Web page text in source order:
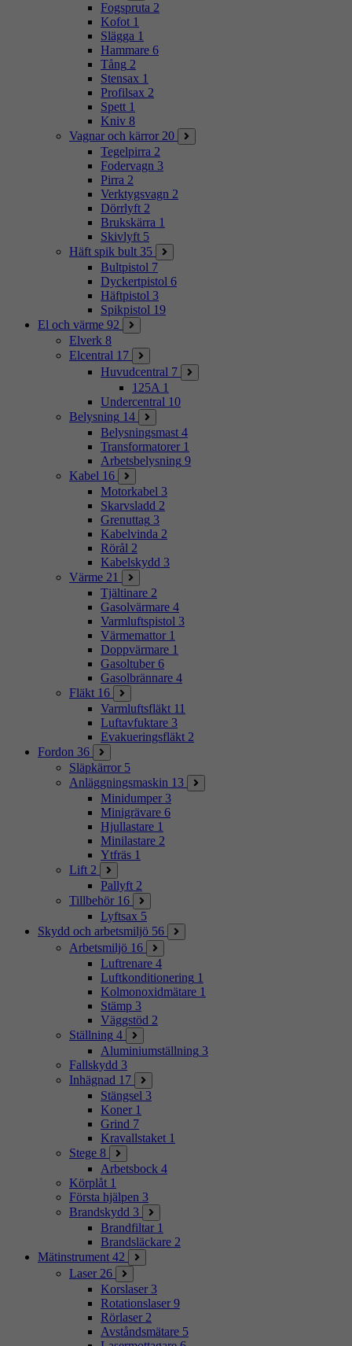
Fogspruta 2
Kofot 1
Slägga 1
Hammare 6
Tång 2
Stensax 1
Profilsax 2
Spett 1
Kniv 8
Vagnar och kärror 20
Tegelpirra 2
Fodervagn 3
Pirra 2
Verktygsvagn 2
Dörrlyft 2
Brukskärra 1
Skivlyft 5
Häft spik bult 35
Bultpistol 7
Dyckertpistol 6
Häftpistol 3
Spikpistol 19
El och värme 92
Elverk 8
Elcentral 17
Huvudcentral 7
125A 1
Undercentral 10
Belysning 14
Belysningsmast 4
Transformatorer 1
Arbetsbelysning 9
Kabel 16
Motorkabel 3
Skarvsladd 2
Grenuttag 3
Kabelvinda 2
Rörål 2
Kabelskydd 3
Värme 21
Tjältinare 2
Gasolvärmare 4
Varmluftspistol 3
Värmemattor 1
Doppvärmare 1
Gasoltuber 6
Gasolbrännare 4
Fläkt 16
Varmluftsfläkt 11
Luftavfuktare 3
Evakueringsfläkt 2
Fordon 36
Släpkärror 5
Anläggningsmaskin 13
Minidumper 3
Minigrävare 6
Hjullastare 1
Minilastare 2
Ytfräs 1
Lift 2
Pallyft 2
Tillbehör 16
Lyftsax 5
Skydd och arbetsmiljö 56
Arbetsmiljö 16
Luftrenare 4
Luftkonditionering 1
Kolmonoxidmätare 1
Stämp 3
Väggstöd 2
Ställning 4
Aluminiumställning 3
Fallskydd 3
Inhägnad 17
Stängsel 3
Koner 1
Grind 7
Kravallstaket 1
Stege 8
Arbetsbock 4
Körplåt 1
Första hjälpen 3
Brandskydd 3
Brandfiltar 1
Brandsläckare 2
Mätinstrument 42
Laser 26
Korslaser 3
Rotationslaser 9
Rörlaser 2
Avståndsmätare 5